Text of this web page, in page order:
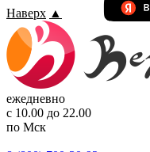
Наверх ▲
ежедневно
с 10.00 до 22.00
по Мск